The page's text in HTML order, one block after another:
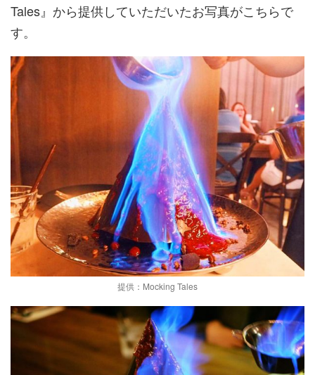
Tales』から提供していただいたお写真がこちらで
す。
提供：Mocking Tales